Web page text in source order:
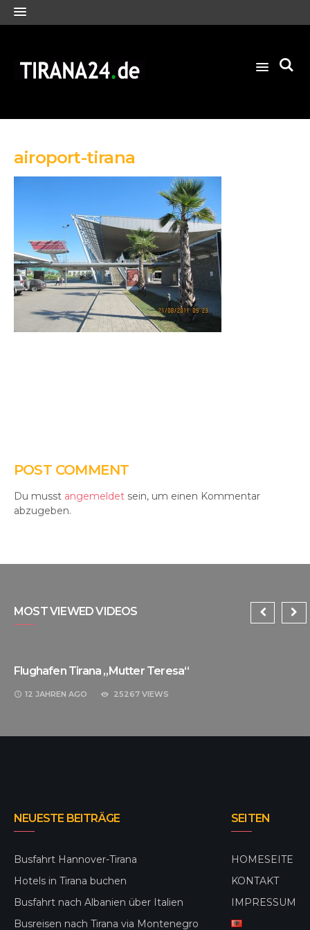
airoport-tirana
POST COMMENT
Du musst angemeldet sein, um einen Kommentar
abzugeben.
MOST VIEWED VIDEOS
Flughafen Tirana „Mutter Teresa“
12 JAHREN AGO 25267 VIEWS
NEUESTE BEITRÄGE
Busfahrt Hannover-Tirana
Hotels in Tirana buchen
Busfahrt nach Albanien über Italien
Busreisen nach Tirana via Montenegro
SEITEN
HOMESEITE
KONTAKT
IMPRESSUM